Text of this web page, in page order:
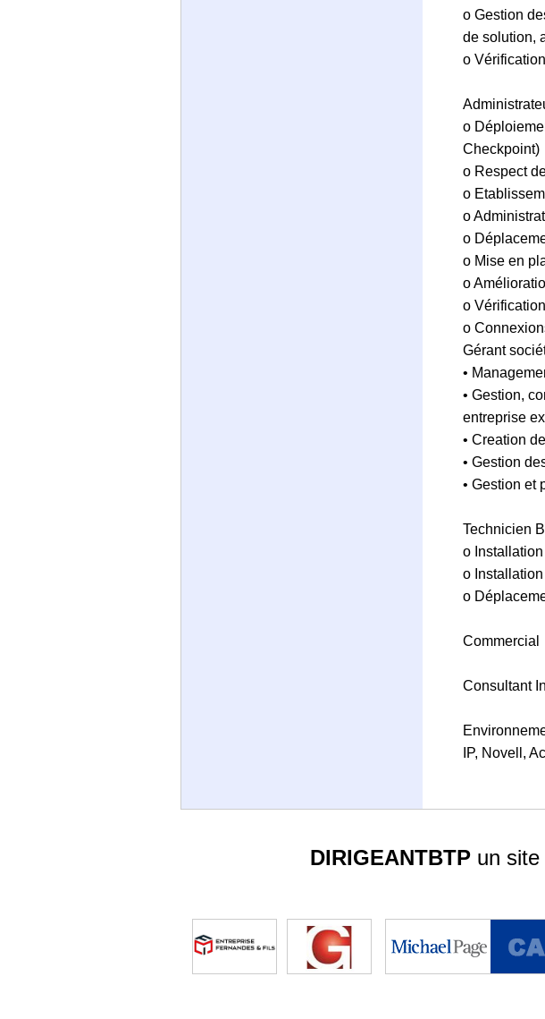
o Gestion
de solution,
o
o
Checkpoint)
o Respect
o
o
o
o Mise en
o
o
o
Gérant
•
• Gestion,
entreprise
• Creation
• Gestion
• Gestion et
Technicien
o
o
o
Commercial
Consultant
IP, Novell,
DIRIGEANTBTPun site